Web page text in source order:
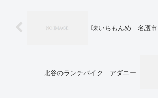
味いちもんめ 名護市
北谷のランチバイク アダニー